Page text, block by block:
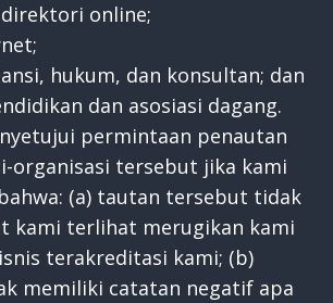
online;
hukum, dan konsultan; dan
dan asosiasi dagang.
permintaan penautan
organisasi tersebut jika kami
(a) tautan tersebut tidak
kami terlihat merugikan kami
terakreditasi kami; (b)
memiliki catatan negatif apa